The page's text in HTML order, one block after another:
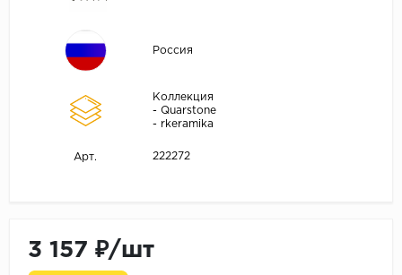
Россия
Коллекция
- Quarstone
- rkeramika
Арт. 222272
3 157 ₽/шт